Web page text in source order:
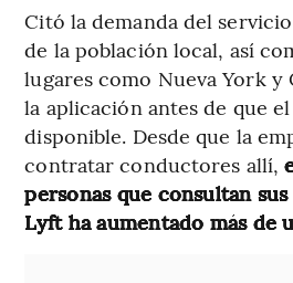
Citó la demanda del
de la población local, así
lugares como Nueva York y
la aplicación antes de que
disponible. Desde que la
contratar conductores allí,
personas que consultan
Lyft ha aumentado más de